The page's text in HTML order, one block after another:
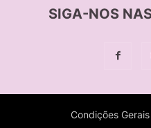
SIGA-NOS
Condições Gerais